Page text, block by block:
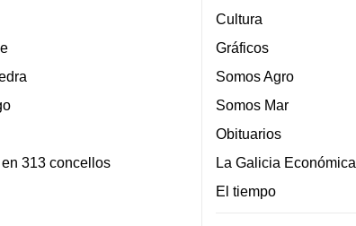
313 concellos
Cultura
Gráficos
Somos Agro
Somos Mar
Obituarios
La Galicia Económica
El tiempo